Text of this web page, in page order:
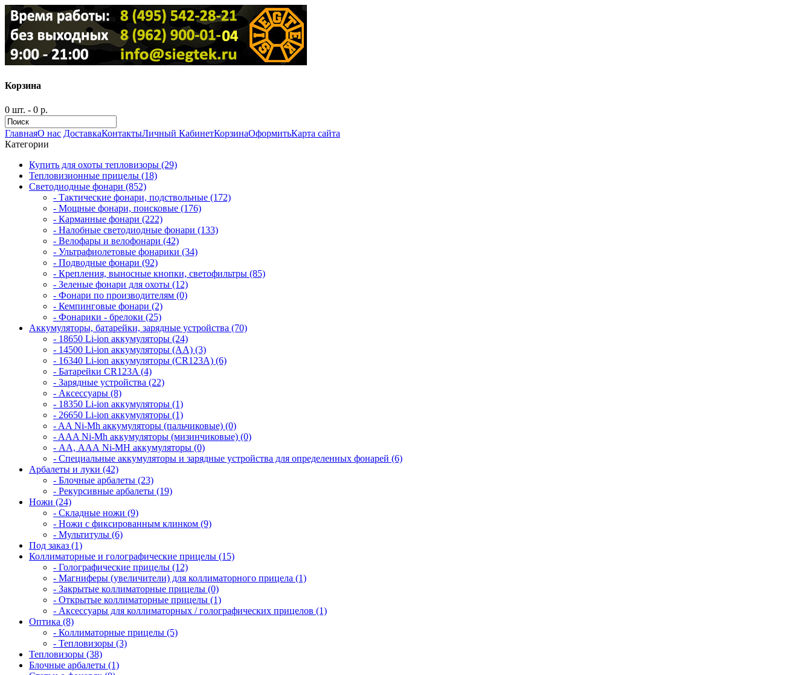
Корзина
0 шт. - 0 р.
ГлавнаяО нас ДоставкаКонтактыЛичный КабинетКорзинаОформитьКарта сайта
Категории
Купить для охоты тепловизоры (29)
Тепловизионные прицелы (18)
Светодиодные фонари (852)
- Тактические фонари, подствольные (172)
- Мощные фонари, поисковые (176)
- Карманные фонари (222)
- Налобные светодиодные фонари (133)
- Велофары и велофонари (42)
- Ультрафиолетовые фонарики (34)
- Подводные фонари (92)
- Крепления, выносные кнопки, светофильтры (85)
- Зеленые фонари для охоты (12)
- Фонари по производителям (0)
- Кемпинговые фонари (2)
- Фонарики - брелоки (25)
Аккумуляторы, батарейки, зарядные устройства (70)
- 18650 Li-ion аккумуляторы (24)
- 14500 Li-ion аккумуляторы (AA) (3)
- 16340 Li-ion аккумуляторы (CR123A) (6)
- Батарейки CR123A (4)
- Зарядные устройства (22)
- Аксессуары (8)
- 18350 Li-ion аккумуляторы (1)
- 26650 Li-ion аккумуляторы (1)
- AA Ni-Mh аккумуляторы (пальчиковые) (0)
- AAA Ni-Mh аккумуляторы (мизинчиковые) (0)
- АА, ААА Ni-MH аккумуляторы (0)
- Специальные аккумуляторы и зарядные устройства для определенных фонарей (6)
Арбалеты и луки (42)
- Блочные арбалеты (23)
- Рекурсивные арбалеты (19)
Ножи (24)
- Складные ножи (9)
- Ножи с фиксированным клинком (9)
- Мультитулы (6)
Под заказ (1)
Коллиматорные и голографические прицелы (15)
- Голографические прицелы (12)
- Магниферы (увеличители) для коллиматорного прицела (1)
- Закрытые коллиматорные прицелы (0)
- Открытые коллиматорные прицелы (1)
- Аксессуары для коллиматорных / голографических прицелов (1)
Оптика (8)
- Коллиматорные прицелы (5)
- Тепловизоры (3)
Тепловизоры (38)
Блочные арбалеты (1)